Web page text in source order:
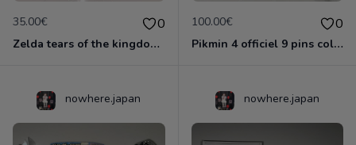
35.00€ 0
Zelda tears of the kingdom premium tapestry wall scroll collector japon nintendo switch
100.00€ 0
Pikmin 4 officiel 9 pins collector Nintendo store Tokyo Japon full set switch neuf
nowhere.japan nowhere.japan